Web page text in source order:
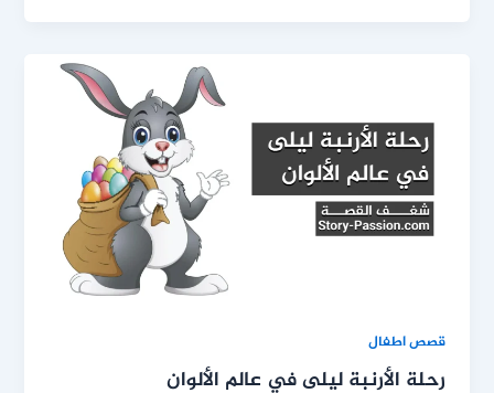
قصص اطفال
رحلة الأرنبة ليلى في عالم الألوان